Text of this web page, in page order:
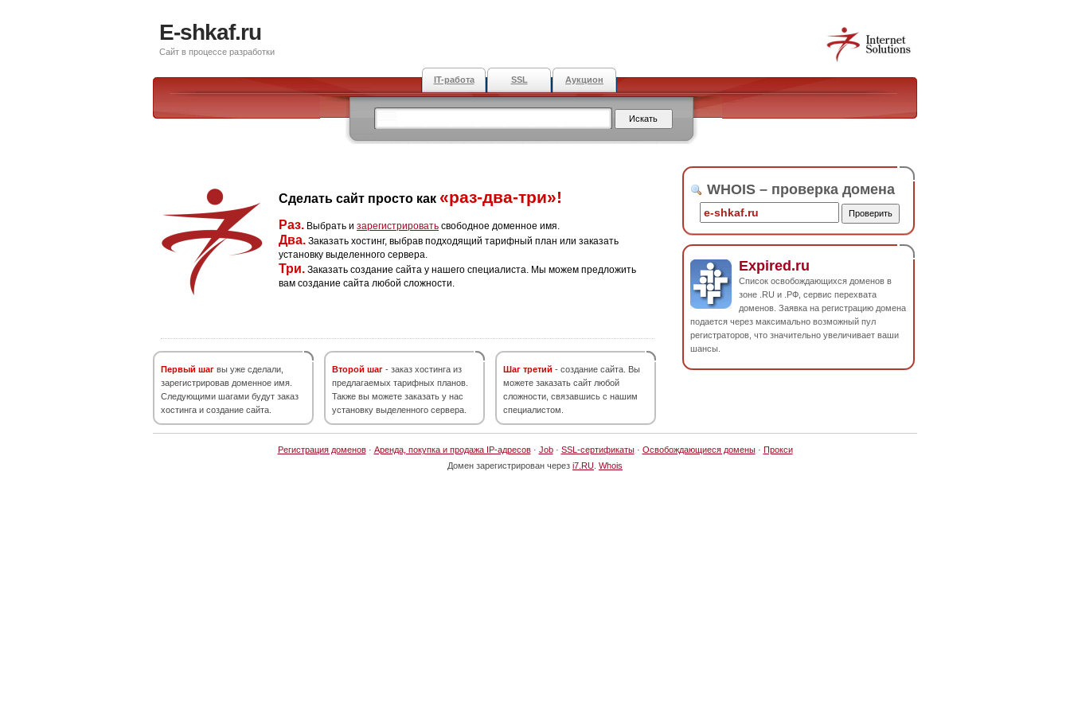
E-shkaf.ru
Сайт в процессе разработки
IT-работа SSL Аукцион
Сделать сайт просто как «раз-два-три»!
Раз. Выбрать и зарегистрировать свободное доменное имя.
Два. Заказать хостинг, выбрав подходящий тарифный план или заказать
установку выделенного сервера.
Три. Заказать создание сайта у нашего специалиста. Мы можем предложить
вам создание сайта любой сложности.
Первый шаг вы уже сделали,
зарегистрировав доменное имя.
Следующими шагами будут заказ
хостинга и создание сайта.
Второй шаг - заказ хостинга из
предлагаемых тарифных планов.
Также вы можете заказать у нас
установку выделенного сервера.
Шаг третий - создание сайта. Вы
можете заказать сайт любой
сложности, связавшись с нашим
специалистом.
WHOIS – проверка домена
Expired.ru
Список освобождающихся доменов в
зоне .RU и .РФ, сервис перехвата
доменов. Заявка на регистрацию домена
подается через максимально возможный пул
регистраторов, что значительно увеличивает ваши
шансы.
Регистрация доменов· Аренда, покупка и продажа IP-адресов· Job· SSL-сертификаты· Освобождающиеся домены· Прокси
Домен зарегистрирован через i7.RU Whois